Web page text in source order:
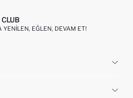
CLUB
YENILEN, EĞLEN, DEVAM ET!